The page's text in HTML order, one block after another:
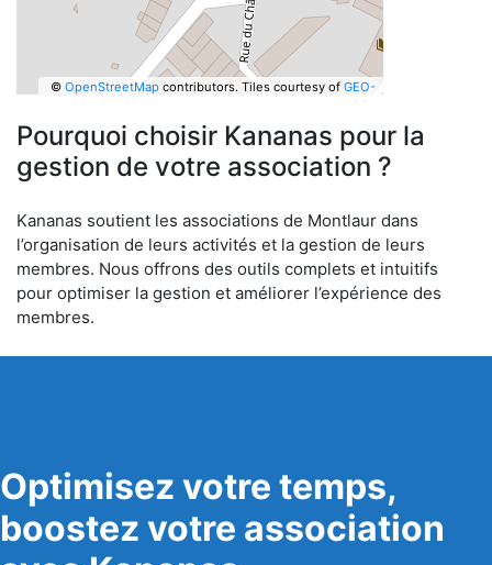
© OpenStreetMapcontributors. Tiles courtesy of GEO-
Pourquoi choisir Kananas pour la
gestion de votre association ?
Kananas soutient les associations de Montlaur dans
l’organisation de leurs activités et la gestion de leurs
membres. Nous offrons des outils complets et intuitifs
pour optimiser la gestion et améliorer l’expérience des
membres.
Optimisez votre temps,
boostez votre association